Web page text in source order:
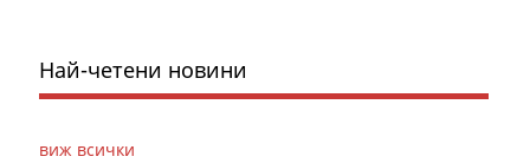
Най-четени новини
виж всички